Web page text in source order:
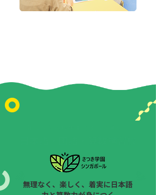
無理なく、楽しく、着実に日本語